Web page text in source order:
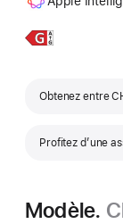
En
Obtenez entre
Profitez d’une
Modèle.